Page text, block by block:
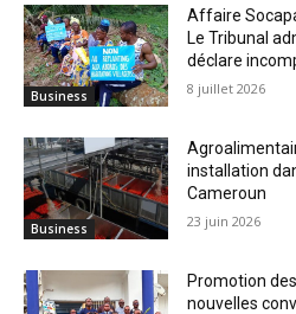
Business
Affaire
Le Tribunal
déclare
8 juillet 2026
Business
installation
Cameroun
23 juin 2026
Promotion
nouvelles